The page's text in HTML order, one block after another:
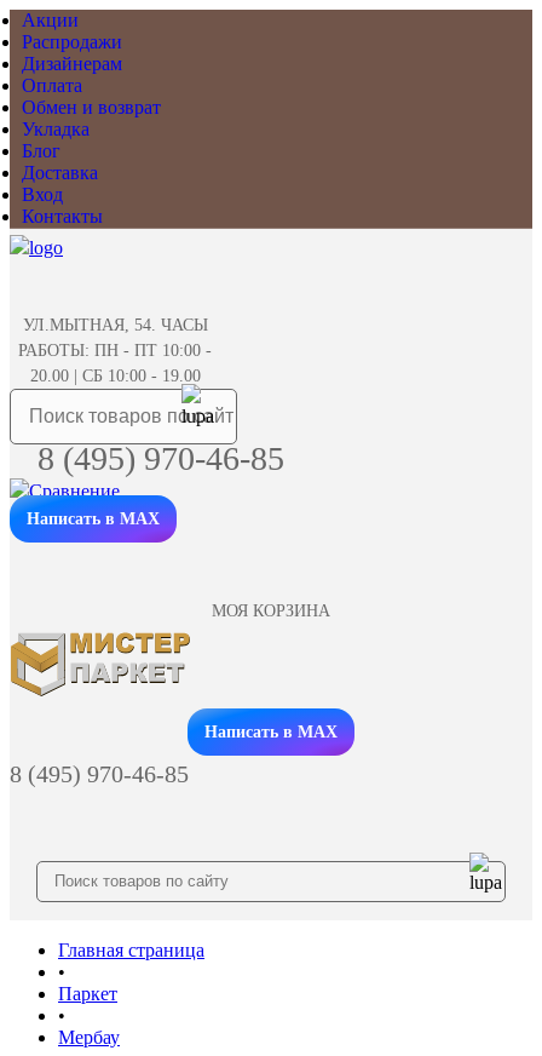
Акции
Распродажи
Дизайнерам
Оплата
Обмен и возврат
Укладка
Блог
Доставка
Вход
Контакты
УЛ.МЫТНАЯ, 54. ЧАСЫ
РАБОТЫ: ПН - ПТ 10:00 -
20.00 | СБ 10:00 - 19.00
8 (495) 970-46-85
Написать в MAX
МОЯ КОРЗИНА
Заказать звонок
Написать в MAX
8 (495) 970-46-85
Главная страница
•
Паркет
•
Мербау